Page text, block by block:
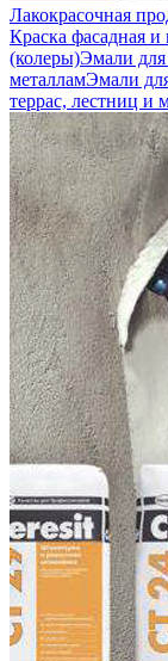
Лакокрасочная
Краска фасадная и
(колеры)Эмали для
металламЭмали
террас, лестниц и